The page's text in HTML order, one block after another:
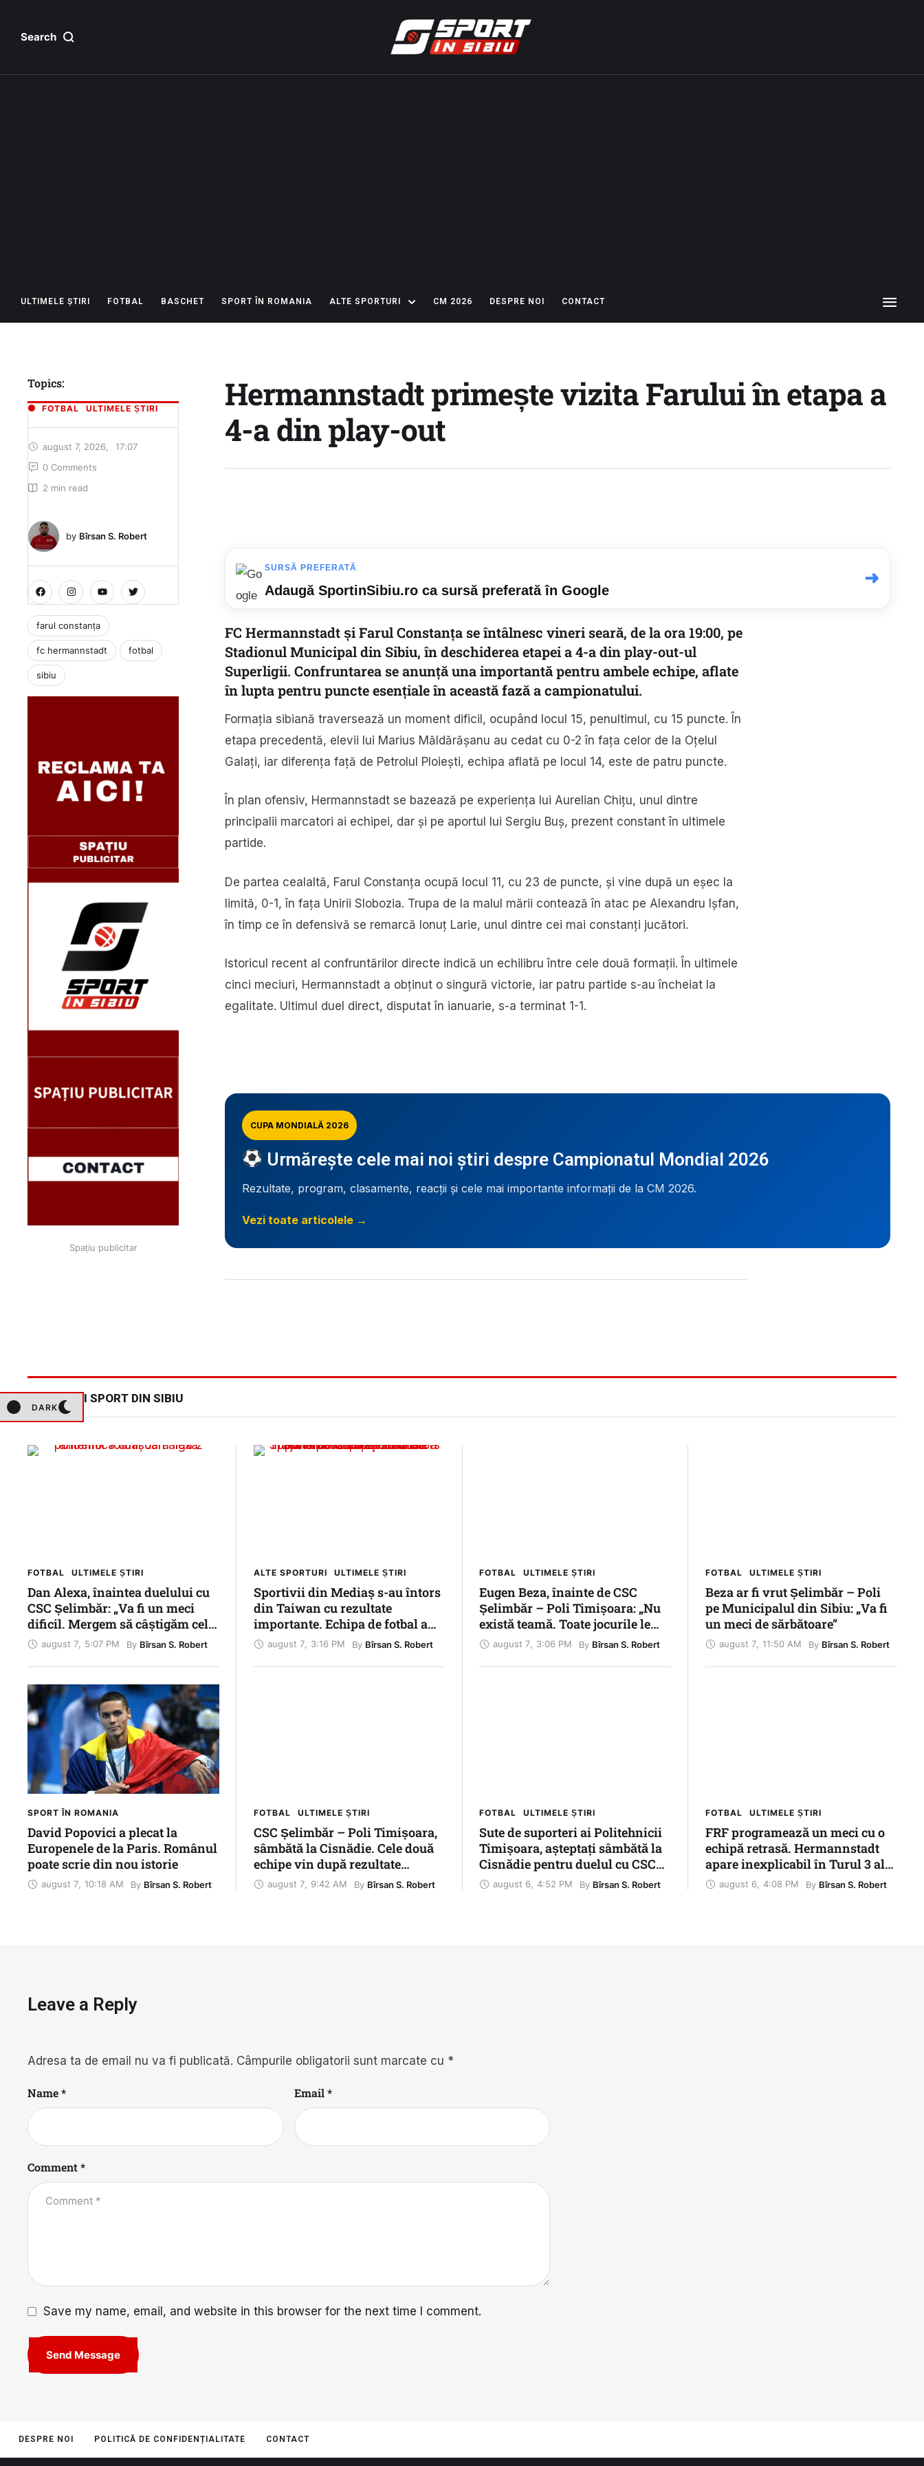
Search
ULTIMELE ȘTIRI FOTBAL BASCHET SPORT ÎN ROMANIA ALTE SPORTURI CM 2026 DESPRE NOI CONTACT
DARK
Topics:
FOTBAL ULTIMELE ȘTIRI
august 7, 2026
17:07
0 Comments
2 min read
by Bîrsan S. Robert
farul constanța
fc hermannstadt fotbal
sibiu
Spațiu publicitar
Hermannstadt primește vizita Farului în etapa a
4-a din play-out
SURSĂ PREFERATĂ
Adaugă SportinSibiu.ro ca sursă preferată în Google
➜
FC Hermannstadt și Farul Constanța se întâlnesc vineri seară, de la ora 19:00, pe
Stadionul Municipal din Sibiu, în deschiderea etapei a 4-a din play-out-ul
Superligii. Confruntarea se anunță una importantă pentru ambele echipe, aflate
în lupta pentru puncte esențiale în această fază a campionatului.
Formația sibiană traversează un moment dificil, ocupând locul 15, penultimul, cu 15 puncte. În
etapa precedentă, elevii lui Marius Măldărășanu au cedat cu 0-2 în fața celor de la Oțelul
Galați, iar diferența față de Petrolul Ploiești, echipa aflată pe locul 14, este de patru puncte.
În plan ofensiv, Hermannstadt se bazează pe experiența lui Aurelian Chițu, unul dintre
principalii marcatori ai echipei, dar și pe aportul lui Sergiu Buș, prezent constant în ultimele
partide.
De partea cealaltă, Farul Constanța ocupă locul 11, cu 23 de puncte, și vine după un eșec la
limită, 0-1, în fața Unirii Slobozia. Trupa de la malul mării contează în atac pe Alexandru Ișfan,
în timp ce în defensivă se remarcă Ionuț Larie, unul dintre cei mai constanți jucători.
Istoricul recent al confruntărilor directe indică un echilibru între cele două formații. În ultimele
cinci meciuri, Hermannstadt a obținut o singură victorie, iar patru partide s-au încheiat la
egalitate. Ultimul duel direct, disputat în ianuarie, s-a terminat 1-1.
CUPA MONDIALĂ 2026
Urmărește cele mai noi știri despre Campionatul Mondial 2026
Rezultate, program, clasamente, reacții și cele mai importante informații de la CM 2026.
Vezi toate articolele →
ALTE ȘTIRI SPORT DIN SIBIU
FOTBAL ULTIMELE ȘTIRI
Dan Alexa, înaintea duelului cu
CSC Șelimbăr: „Va fi un meci
dificil. Mergem să câștigăm cele
trei puncte”
august 7, 5:07 PM By Bîrsan S. Robert
ALTE SPORTURI ULTIMELE ȘTIRI
Sportivii din Mediaș s-au întors
din Taiwan cu rezultate
importante. Echipa de fotbal a
ajuns până în semifinalele
Copiilor
august 7, 3:16 PM By Bîrsan S. Robert
FOTBAL ULTIMELE ȘTIRI
Eugen Beza, înainte de CSC
Șelimbăr – Poli Timișoara: „Nu
există teamă. Toate jocurile le
vom juca la victorie”
august 7, 3:06 PM By Bîrsan S. Robert
FOTBAL ULTIMELE ȘTIRI
Beza ar fi vrut Șelimbăr – Poli
pe Municipalul din Sibiu: „Va fi
un meci de sărbătoare”
august 7, 11:50 AM By Bîrsan S. Robert
SPORT ÎN ROMANIA
David Popovici a plecat la
Europenele de la Paris. Românul
poate scrie din nou istorie
august 7, 10:18 AM By Bîrsan S. Robert
FOTBAL ULTIMELE ȘTIRI
CSC Șelimbăr – Poli Timișoara,
sâmbătă la Cisnădie. Cele două
echipe vin după rezultate
diferite în prima etapă
august 7, 9:42 AM By Bîrsan S. Robert
FOTBAL ULTIMELE ȘTIRI
Sute de suporteri ai Politehnicii
Timișoara, așteptați sâmbătă la
Cisnădie pentru duelul cu CSC
Șelimbăr
august 6, 4:52 PM By Bîrsan S. Robert
FOTBAL ULTIMELE ȘTIRI
FRF programează un meci cu o
echipă retrasă. Hermannstadt
apare inexplicabil în Turul 3 al
Cupei României
august 6, 4:08 PM By Bîrsan S. Robert
Leave a Reply
Adresa ta de email nu va fi publicată. Câmpurile obligatorii sunt marcate cu *
Comment *
Name * Email *
Save my name, email, and website in this browser for the next time I comment.
Send Message
DESPRE NOI POLITICĂ DE CONFIDENȚIALITATE CONTACT